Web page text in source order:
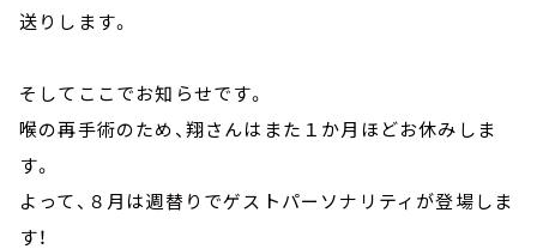
送りします。
そしてここでお知らせです。
喉の再手術のため、翔さんはまた１か月ほどお休みしま
す。
よって、８月は週替りでゲストパーソナリティが登場しま
す！